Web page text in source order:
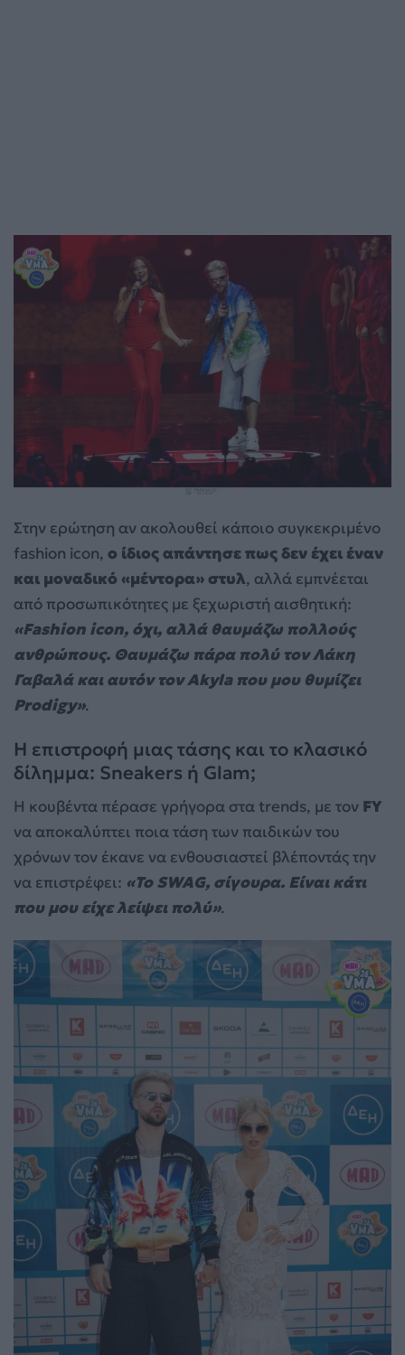
Στην ερώτηση αν ακολουθεί κάποιο συγκεκριμένο
fashion icon, ο ίδιος απάντησε πως δεν έχει έναν
και μοναδικό «μέντορα» στυλ, αλλά εμπνέεται
από προσωπικότητες με ξεχωριστή αισθητική:
«Fashion icon, όχι, αλλά θαυμάζω πολλούς
ανθρώπους. Θαυμάζω πάρα πολύ τον Λάκη
Γαβαλά και αυτόν τον Akyla που μου θυμίζει
Prodigy».
Η επιστροφή μιας τάσης και το κλασικό
δίλημμα: Sneakers ή Glam;
Η κουβέντα πέρασε γρήγορα στα trends, με τον FY
να αποκαλύπτει ποια τάση των παιδικών του
χρόνων τον έκανε να ενθουσιαστεί βλέποντάς την
να επιστρέφει: «Το SWAG, σίγουρα. Είναι κάτι
που μου είχε λείψει πολύ».